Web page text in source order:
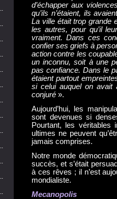
d’échapper aux
qu’ils n’étaient, ils
La ville était trop grande
les autres, pour qu’il
vraiment. Dans ces
confier ses griefs à
action contre les
un inconnu, soit à une
pas confiance. Dans le
étaient partout
si celui auquel on avait
conjuré ».
Aujourd’hui, les
sont devenues si
Pourtant, les véritables
ultimes ne peuvent
jamais comprises.
Notre monde
succès, et s’était
à ces rêves ; il n’est
mondialiste.
Mecanopolis